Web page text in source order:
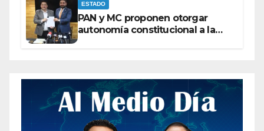
ESTADO
PAN y MC proponen otorgar
autonomía constitucional a la